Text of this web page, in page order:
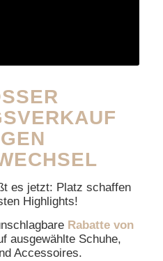
es jetzt: Platz schaffen
Highlights!
Rabatte von
ausgewählte Schuhe,
Accessoires.